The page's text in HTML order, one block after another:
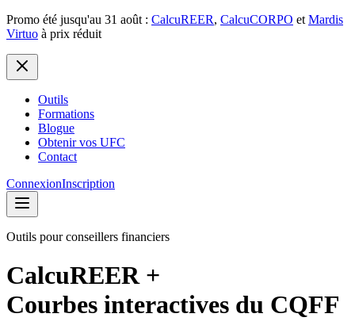
Promo été jusqu'au 31 août : CalcuREER, CalcuCORPO et Mardis
Virtuo à prix réduit
Outils
Formations
Blogue
Obtenir vos UFC
Contact
ConnexionInscription
Outils pour conseillers financiers
CalcuREER +
Courbes interactives du CQFF